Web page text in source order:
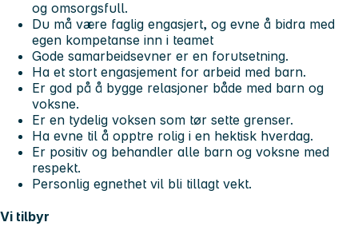
og omsorgsfull.
Du må være faglig engasjert, og evne å bidra med
egen kompetanse inn i teamet
Gode samarbeidsevner er en forutsetning.
Ha et stort engasjement for arbeid med barn.
Er god på å bygge relasjoner både med barn og
voksne.
Er en tydelig voksen som tør sette grenser.
Ha evne til å opptre rolig i en hektisk hverdag.
Er positiv og behandler alle barn og voksne med
respekt.
Personlig egnethet vil bli tillagt vekt.
Vi tilbyr